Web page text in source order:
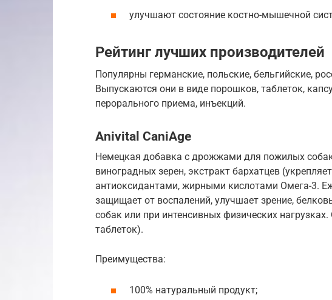
улучшают состояние костно-мышечной
Рейтинг лучших производителей
Популярны германские, польские, бельгийские,
Выпускаются они в виде порошков, таблеток,
перорального приема, инъекций.
Anivital CaniAge
Немецкая добавка с дрожжами для пожилых
виноградных зерен, экстракт бархатцев
антиоксидантами, жирными кислотами Омега-3.
защищает от воспалений, улучшает зрение,
собак или при интенсивных физических
таблеток).
Преимущества:
100% натуральный продукт;